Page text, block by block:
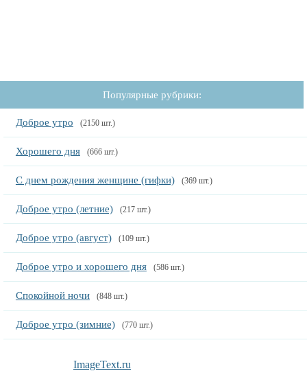
Популярные рубрики:
Доброе утро (2150 шт.)
Хорошего дня (666 шт.)
С днем рождения женщине (гифки) (369 шт.)
Доброе утро (летние) (217 шт.)
Доброе утро (август) (109 шт.)
Доброе утро и хорошего дня (586 шт.)
Спокойной ночи (848 шт.)
Доброе утро (зимние) (770 шт.)
ImageText.ru